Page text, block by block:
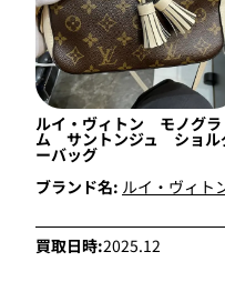
ルイ・ヴィトン モノグラ
ム サントンジュ ショル
ーバッグ
ブランド名: ルイ・ヴィト
買取日時:2025.12